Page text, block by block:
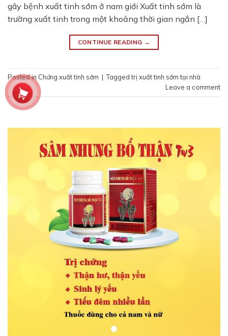
gây bệnh xuất tinh sớm ở nam giới Xuất tinh sớm là
trường xuất tinh trong một khoảng thời gian ngắn […]
CONTINUE READING →
Posted in Chứng xuất tinh sớm | Taggedtrị xuất tinh sớm tại nhà
Leave a comment